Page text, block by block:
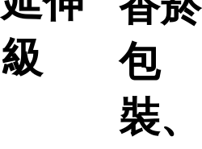
級
包
裝、